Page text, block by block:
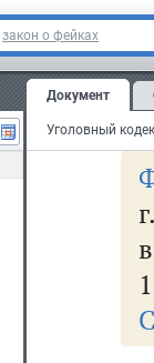
закон о фейках
Документ